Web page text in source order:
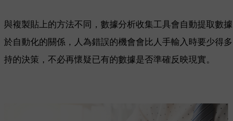
與複製貼上的方法不同，數據分析收集工具會自動提取數
於自動化的關係，人為錯誤的機會會比人手輸入時要少得多
持的決策，不必再懷疑已有的數據是否準確反映現實。